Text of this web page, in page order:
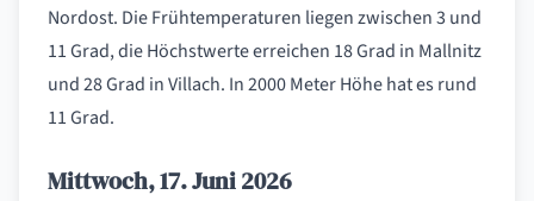
Nordost. Die Frühtemperaturen liegen zwischen 3 und
11 Grad, die Höchstwerte erreichen 18 Grad in Mallnitz
und 28 Grad in Villach. In 2000 Meter Höhe hat es rund
11 Grad.
Mittwoch, 17. Juni 2026